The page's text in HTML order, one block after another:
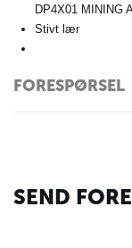
DP4X01 MINING
Stivt lær
FORESPØRSEL
SEND